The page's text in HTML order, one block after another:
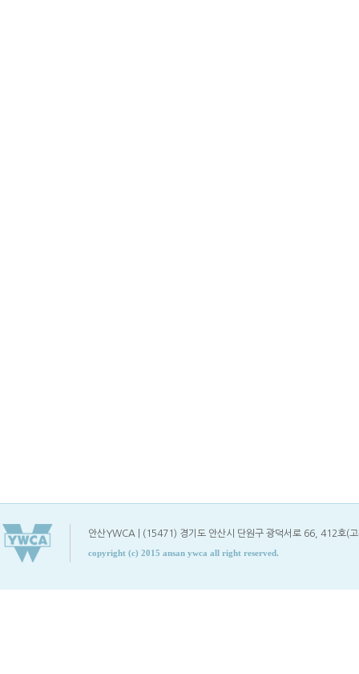
안산YWCA | (15471) 경기도 안산시 단원구 광덕서로 66, 412
copyright (c) 2015 ansan ywca all right reserved.